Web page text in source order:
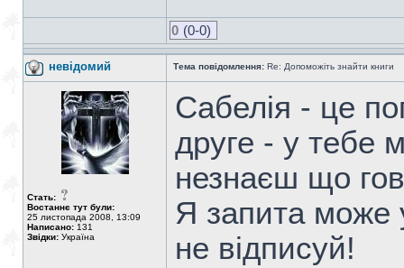
0 (0-0)
невідомий Тема повідомлення: Re: Допоможіть знайти книги
Стать:
Востаннє тут були:
25 листопада 2008, 13:09
Написано: 131
Звідки: Україна
Сабелія - це
друге - у тебе
незнаєш що
Я запита може
не відписуй!